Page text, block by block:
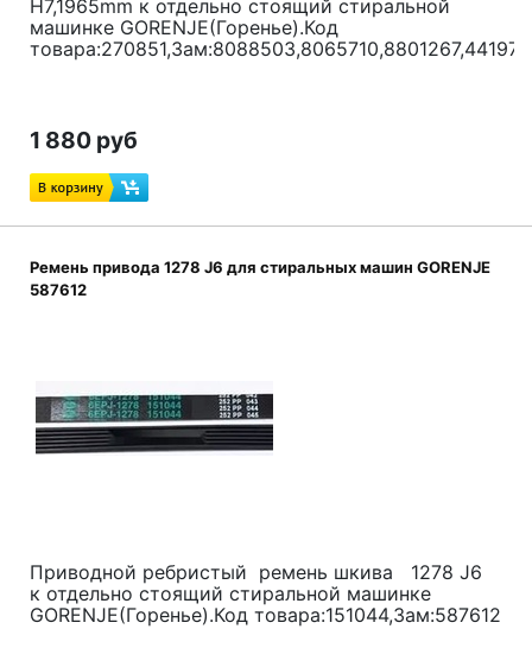
H7,1965mm к отдельно стоящий стиральной
машинке GORENJE(Горенье).Код
1 880 руб
Ремень привода 1278 J6 для стиральных машин GORENJE
587612
Приводной ребристый ремень шкива 1278 J6
к отдельно стоящий стиральной машинке
GORENJE(Горенье).Код товара:151044,Зам:587612